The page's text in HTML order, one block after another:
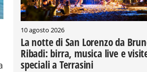
10 agosto 2026
La notte di San Lorenzo da
Ribadi: birra, musica live e
speciali a Terrasini